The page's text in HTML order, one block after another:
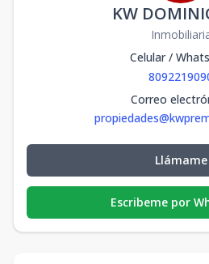
KW
Celular /
Correo
Llámame
Escribeme por